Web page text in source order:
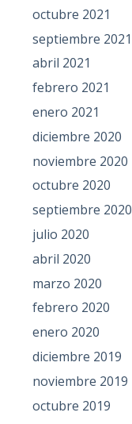
octubre 2021
septiembre 2021
abril 2021
febrero 2021
enero 2021
diciembre 2020
noviembre 2020
octubre 2020
septiembre 2020
julio 2020
abril 2020
marzo 2020
febrero 2020
enero 2020
diciembre 2019
noviembre 2019
octubre 2019